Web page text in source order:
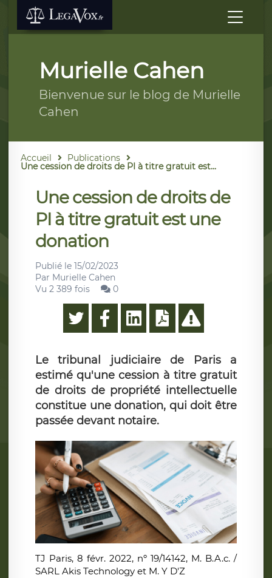
Murielle Cahen
Bienvenue sur le blog de Murielle
Cahen
Accueil Publications
Une cession de droits de PI à titre gratuit est...
Une cession de droits de
PI à titre gratuit est une
donation
Publié le 15/02/2023
Par Murielle Cahen
Vu 2 389 fois
0
Le tribunal judiciaire de Paris a
estimé qu'une cession à titre gratuit
de droits de propriété intellectuelle
constitue une donation, qui doit être
passée devant notaire.
TJ Paris, 8 févr. 2022, nº 19/14142, M. B.A.c. /
SARL Akis Technology et M. Y D'Z